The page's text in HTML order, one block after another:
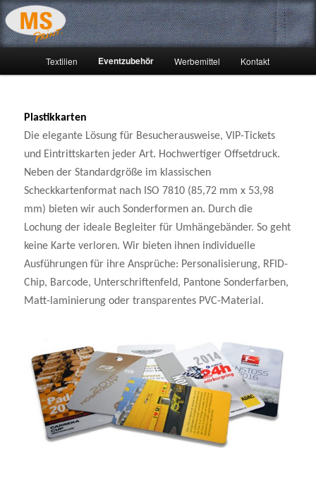
Zum
Inhalt
springen
Zum
Inhalt
springen
Textilien Eventzubehör Werbemittel Kontakt
Plastikkarten
Die elegante Lösung für Besucherausweise, VIP-Tickets
und Eintrittskarten jeder Art. Hochwertiger Offsetdruck.
Neben der Standardgröße im klassischen
Scheckkartenformat nach ISO 7810 (85,72 mm x 53,98
mm) bieten wir auch Sonderformen an. Durch die
Lochung der ideale Begleiter für Umhängebänder. So geht
keine Karte verloren. Wir bieten ihnen individuelle
Ausführungen für ihre Ansprüche: Personalisierung, RFID-
Chip, Barcode, Unterschriftenfeld, Pantone Sonderfarben,
Matt-laminierung oder transparentes PVC-Material.